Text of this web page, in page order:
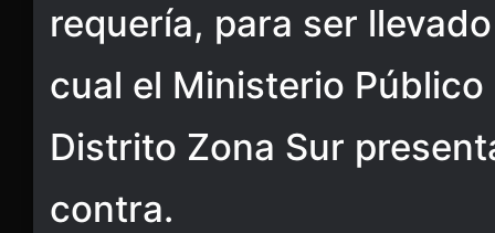
requería, para ser
cual el Ministerio Público
Distrito Zona Sur
contra.